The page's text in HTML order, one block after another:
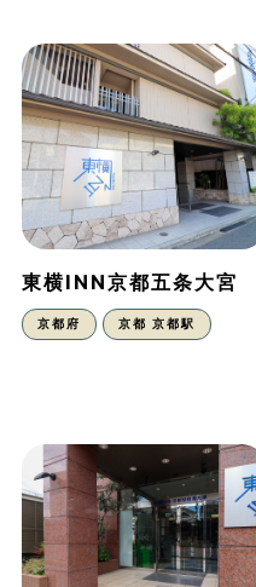
東横INN京都五条大宮
京都府 京都 京都駅